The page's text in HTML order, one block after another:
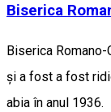
Biserica
Biserica
și a fost a fost
abia în anul